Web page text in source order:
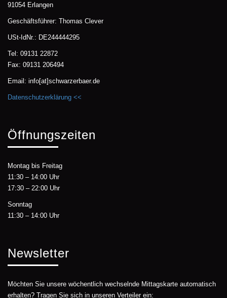
91054 Erlangen
Geschäftsführer: Thomas Clever
USt-IdNr.: DE244444295
Tel: 09131 22872
Fax: 09131 206494
Email: info[at]schwarzerbaer.de
Datenschutzerklärung <<
Öffnungszeiten
Montag bis Freitag
11:30 – 14:00 Uhr
17:30 – 22:00 Uhr
Sonntag
11:30 – 14:00 Uhr
Newsletter
Möchten Sie unsere wöchentlich wechselnde Mittagskarte automatisch
erhalten? Tragen Sie sich in unseren Verteiler ein: